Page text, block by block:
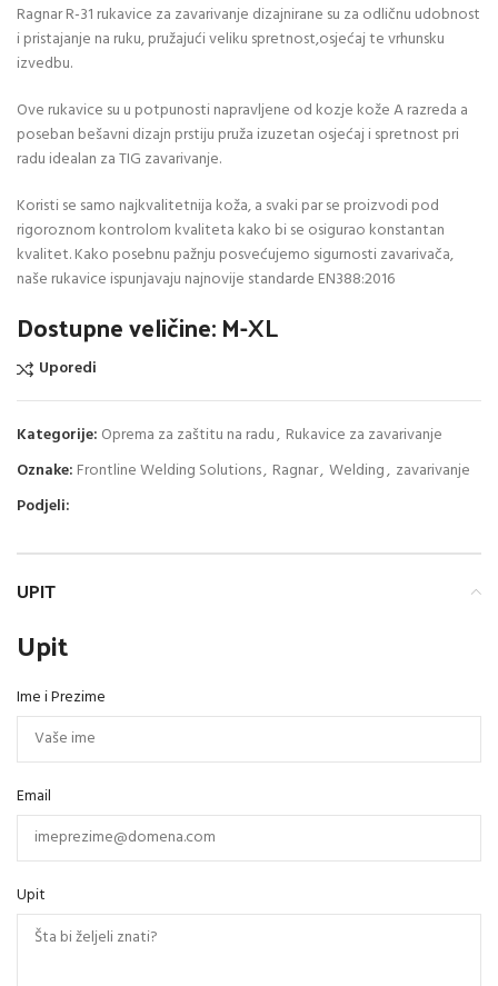
Ragnar R-31 rukavice za zavarivanje dizajnirane su za odličnu udobnost
i pristajanje na ruku, pružajući veliku spretnost,osjećaj te vrhunsku
izvedbu.
Ove rukavice su u potpunosti napravljene od kozje kože A razreda a
poseban bešavni dizajn prstiju pruža izuzetan osjećaj i spretnost pri
radu idealan za TIG zavarivanje.
Koristi se samo najkvalitetnija koža, a svaki par se proizvodi pod
rigoroznom kontrolom kvaliteta kako bi se osigurao konstantan
kvalitet. Kako posebnu pažnju posvećujemo sigurnosti zavarivača,
naše rukavice ispunjavaju najnovije standarde EN388:2016
Dostupne veličine: M-XL
Uporedi
Kategorije: Oprema za zaštitu na radu, Rukavice za zavarivanje
Oznake: Frontline Welding Solutions, Ragnar, Welding, zavarivanje
Podjeli:
UPIT
Upit
Ime i Prezime
Email
Upit